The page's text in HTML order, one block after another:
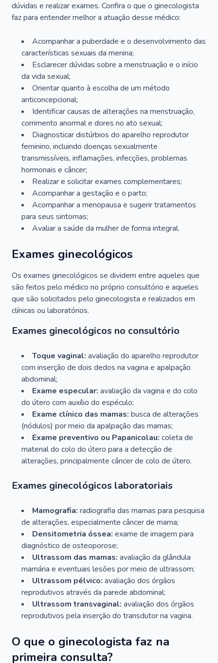
dúvidas e realizar exames. Confira o que o ginecologista
faz para entender melhor a atuação desse médico:
Acompanhar a puberdade e o desenvolvimento das
características sexuais da menina;
Esclarecer dúvidas sobre a menstruação e o início
da vida sexual;
Orientar quanto à escolha de um método
anticoncepcional;
Identificar causas de alterações na menstruação,
corrimento anormal e dores no ato sexual;
Diagnosticar distúrbios do aparelho reprodutor
feminino, incluindo doenças sexualmente
transmissíveis, inflamações, infecções, problemas
hormonais e câncer;
Realizar e solicitar exames complementares;
Acompanhar a gestação e o parto;
Acompanhar a menopausa e sugerir tratamentos
para seus sintomas;
Avaliar a saúde da mulher de forma integral.
Exames ginecológicos
Os exames ginecológicos se dividem entre aqueles que
são feitos pelo médico no próprio consultório e aqueles
que são solicitados pelo ginecologista e realizados em
clínicas ou laboratórios.
Exames ginecológicos no consultório
Toque vaginal: avaliação do aparelho reprodutor
com inserção de dois dedos na vagina e apalpação
abdominal;
Exame especular: avaliação da vagina e do colo
do útero com auxílio do espéculo;
Exame clínico das mamas: busca de alterações
(nódulos) por meio da apalpação das mamas;
Exame preventivo ou Papanicolau: coleta de
material do colo do útero para a detecção de
alterações, principalmente câncer de colo de útero.
Exames ginecológicos laboratoriais
Mamografia: radiografia das mamas para pesquisa
de alterações, especialmente câncer de mama;
Densitometria óssea: exame de imagem para
diagnóstico de osteoporose;
Ultrassom das mamas: avaliação da glândula
mamária e eventuais lesões por meio de ultrassom;
Ultrassom pélvico: avaliação dos órgãos
reprodutivos através da parede abdominal;
Ultrassom transvaginal: avaliação dos órgãos
reprodutivos pela inserção do transdutor na vagina.
O que o ginecologista faz na
primeira consulta?